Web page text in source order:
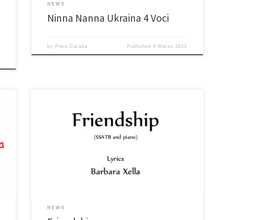
NEWS
Ninna Nanna Ukraina 4 Voci
by Piero Caraba Published 9 Marzo 2022
NEWS